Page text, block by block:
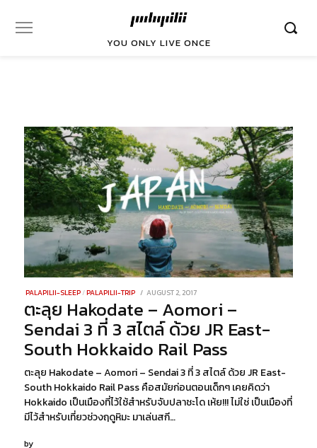
YOU ONLY LIVE ONCE
PALAPILII-SLEEP /PALAPILII-TRIP
POSTED
AUGUST 2, 2017
2017
ตะลุย Hakodate – Aomori –
Sendai 3 ที่ 3 สไตล์ ด้วย JR East-
South Hokkaido Rail Pass
ตะลุย Hakodate – Aomori – Sendai 3 ที่ 3 สไตล์ ด้วย JR East-
South Hokkaido Rail Pass คือสมัยก่อนตอนเด็กๆ เคยคิดว่า
Hokkaido เป็นเมืองที่ไว้ใช้สำหรับจับปลาชะโด เห้ย!!! ไม่ใช่ เป็นเมืองที่
มีไว้สำหรับเที่ยวช่วงฤดูหิมะ มาเล่นสกี…
by